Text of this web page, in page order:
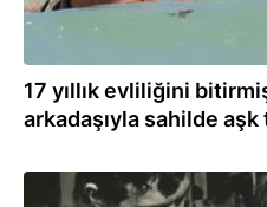
17 yıllık evliliğini
arkadaşıyla sahilde
25.05.2026